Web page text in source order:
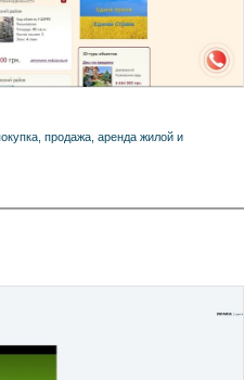
продажа, аренда жилой и